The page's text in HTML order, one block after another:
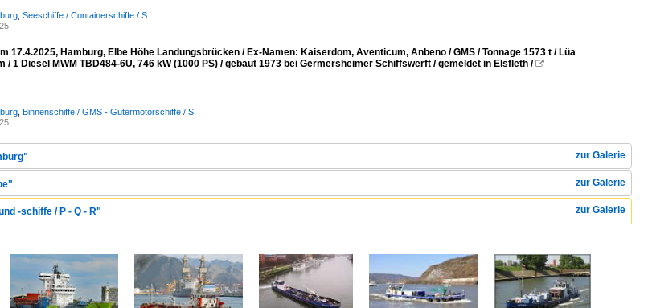
Seeschiffe / Containerschiffe / S
17.4.2025, Hamburg, Elbe Höhe Landungsbrücken / Ex-Namen: Kaiserdom, Aventicum, Anbeno / GMS / Tonnage 1573 t / Lüa
/ 1 Diesel MWM TBD484-6U, 746 kW (1000 PS) / gebaut 1973 bei Germersheimer Schiffswerft / gemeldet in Elsfleth /
Binnenschiffe / GMS - Gütermotorschiffe / S
zur Galerie
zur Galerie
zur Galerie
-schiffe / P - Q - R"